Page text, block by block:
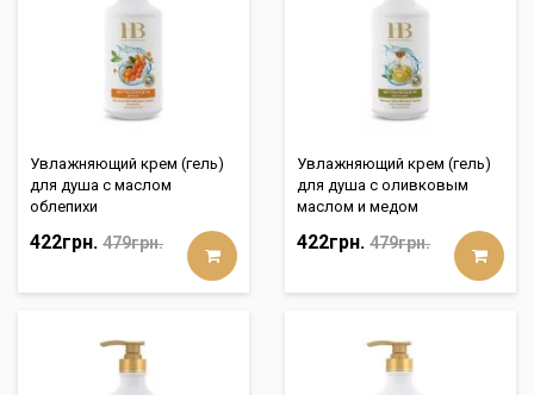
Увлажняющий крем (гель)
для душа с маслом
облепихи
422грн. 479грн.
Увлажняющий крем (гель)
для душа с оливковым
маслом и медом
422грн. 479грн.